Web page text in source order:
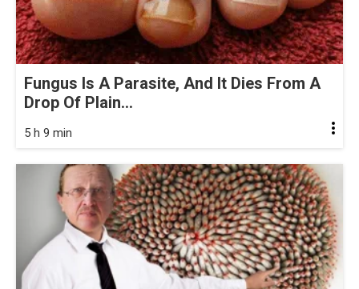
Fungus Is A Parasite, And It Dies From A
Drop Of Plain...
5 h 9 min